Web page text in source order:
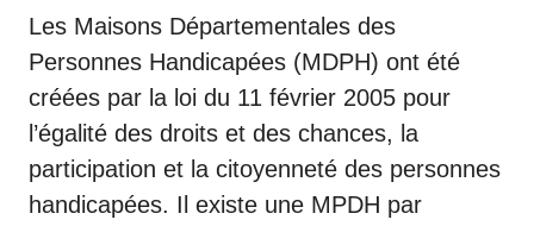
Les Maisons Départementales des
Personnes Handicapées (MDPH) ont été
créées par la loi du 11 février 2005 pour
l’égalité des droits et des chances, la
participation et la citoyenneté des personnes
handicapées. Il existe une MPDH par